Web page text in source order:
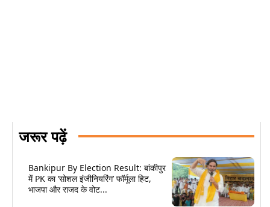
जरूर पढ़ें
Bankipur By Election Result: बांकीपुर
में PK का ‘सोशल इंजीनियरिंग’ फॉर्मूला हिट,
भाजपा और राजद के वोट...